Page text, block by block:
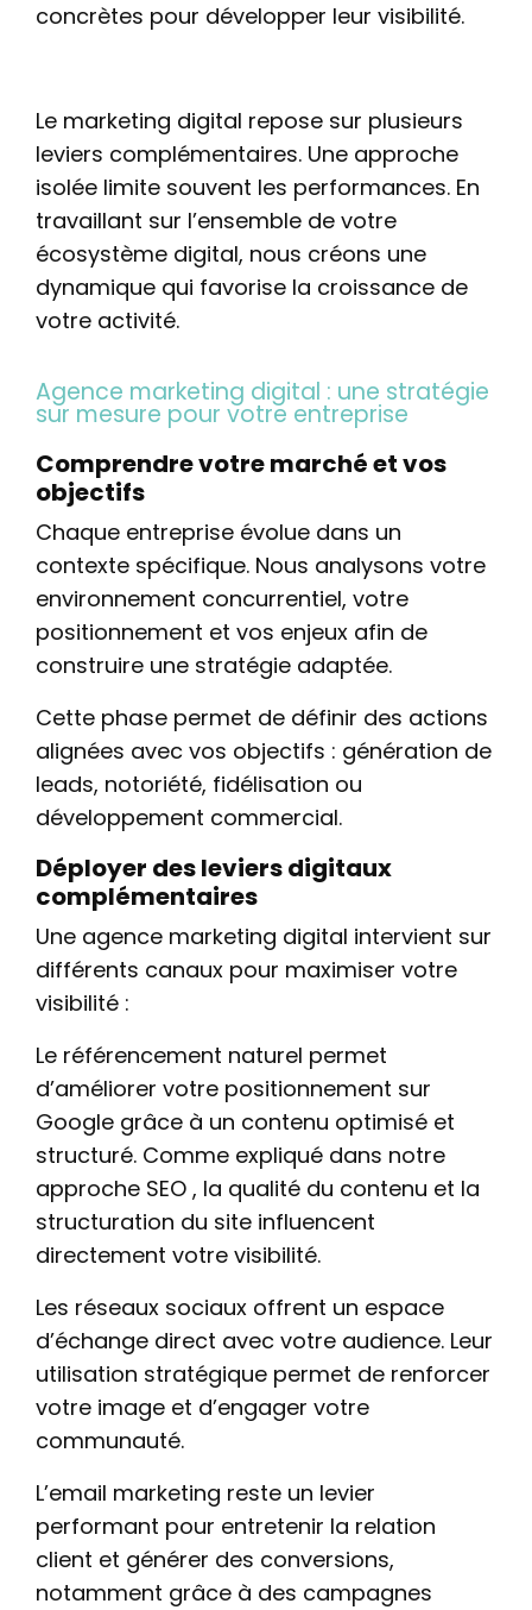
concrètes pour développer leur visibilité.
Le marketing digital repose sur plusieurs
leviers complémentaires. Une approche
isolée limite souvent les performances. En
travaillant sur l’ensemble de votre
écosystème digital, nous créons une
dynamique qui favorise la croissance de
votre activité.
Agence marketing digital : une stratégie
sur mesure pour votre entreprise
Comprendre votre marché et vos
objectifs
Chaque entreprise évolue dans un
contexte spécifique. Nous analysons votre
environnement concurrentiel, votre
positionnement et vos enjeux afin de
construire une stratégie adaptée.
Cette phase permet de définir des actions
alignées avec vos objectifs : génération de
leads, notoriété, fidélisation ou
développement commercial.
Déployer des leviers digitaux
complémentaires
Une agence marketing digital intervient sur
différents canaux pour maximiser votre
visibilité :
Le référencement naturel permet
d’améliorer votre positionnement sur
Google grâce à un contenu optimisé et
structuré. Comme expliqué dans notre
approche SEO , la qualité du contenu et la
structuration du site influencent
directement votre visibilité.
Les réseaux sociaux offrent un espace
d’échange direct avec votre audience. Leur
utilisation stratégique permet de renforcer
votre image et d’engager votre
communauté.
L’email marketing reste un levier
performant pour entretenir la relation
client et générer des conversions,
notamment grâce à des campagnes